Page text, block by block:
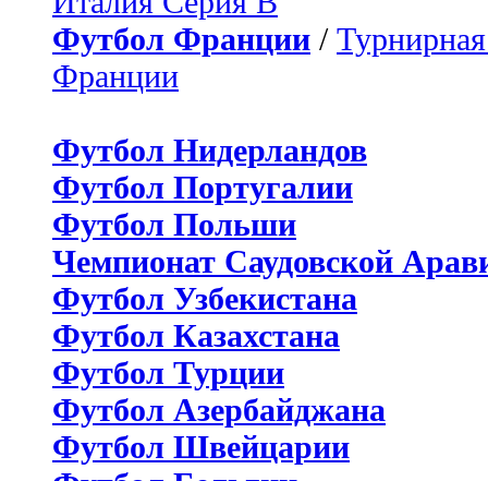
Футбол Франции /
Франции
Футбол Нидерландов
Футбол Португалии
Футбол Польши
Чемпионат Саудовской
Футбол Узбекистана
Футбол Казахстана
Футбол Турции
Футбол Азербайджана
Футбол Швейцарии